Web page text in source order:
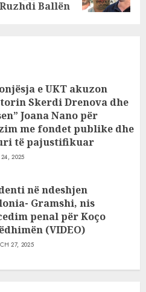
Ballën
e UKT akuzon
Skerdi Drenova dhe
Joana Nano për
me fondet publike dhe
të pajustifikuar
24, 2025
në ndeshjen
Gramshi, nis
penal për Koço
(VIDEO)
27, 2025